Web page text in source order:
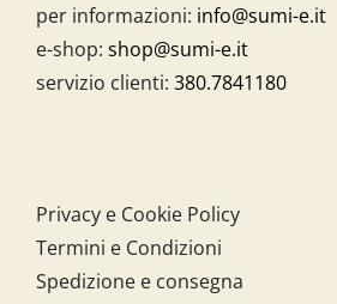
per informazioni: info@sumi-e.it
e-shop: shop@sumi-e.it
servizio clienti: 380.7841180
Privacy e Cookie Policy
Termini e Condizioni
Spedizione e consegna